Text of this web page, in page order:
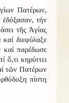
Πατέρων,
ἐδόξασαν, τήν
τῆς Ἁγίας
διεφύλαξε
καί παρέδωσε
ὅ,τι κηρύττει
τῶν Πατέρων
πίστη